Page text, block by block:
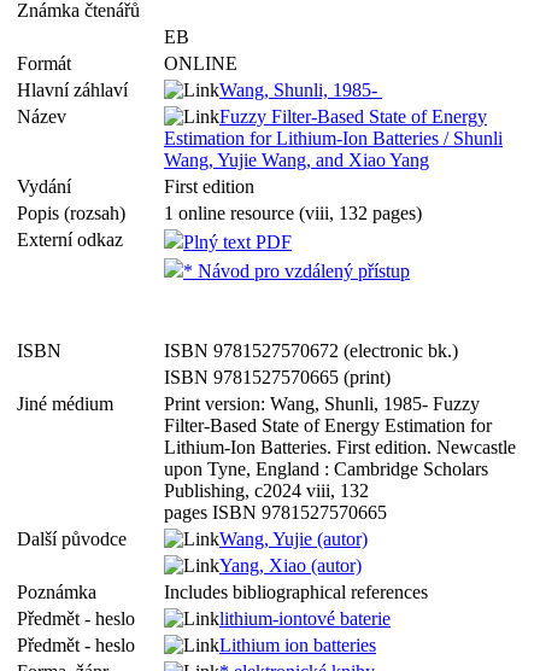
Známka čtenářů
EB
Formát
ONLINE
Hlavní záhlaví
Wang, Shunli, 1985-
Název
Fuzzy Filter-Based State of Energy
Estimation for Lithium-Ion Batteries / Shunli
Wang, Yujie Wang, and Xiao Yang
Vydání
First edition
Popis (rozsah)
1 online resource (viii, 132 pages)
Externí odkaz
Plný text PDF
* Návod pro vzdálený přístup
ISBN
ISBN 9781527570672 (electronic bk.)
ISBN 9781527570665 (print)
Jiné médium
Print version: Wang, Shunli, 1985- Fuzzy
Filter-Based State of Energy Estimation for
Lithium-Ion Batteries. First edition. Newcastle
upon Tyne, England : Cambridge Scholars
Publishing, c2024 viii, 132
pages ISBN 9781527570665
Další původce
Wang, Yujie (autor)
Yang, Xiao (autor)
Poznámka
Includes bibliographical references
Předmět - heslo
lithium-iontové baterie
Předmět - heslo
Lithium ion batteries